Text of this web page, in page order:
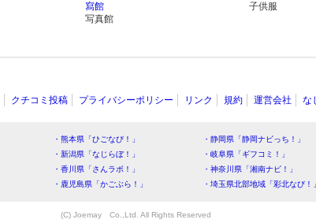
寫館
写真館
子供服
クチコミ投稿 プライバシーポリシー リンク 規約 運営会社 な
・熊本県「ひごなび！」 ・静岡県「静岡ナビっち！」
・新潟県「なじらぼ！」 ・岐阜県「ギフコミ！」
・香川県「さんラボ！」 ・神奈川県「湘南ナビ！」
・鹿児島県「かごぶら！」 ・埼玉県北部地域「彩北なび！」
(C) Joemay Co.,Ltd. All Rights Reserved